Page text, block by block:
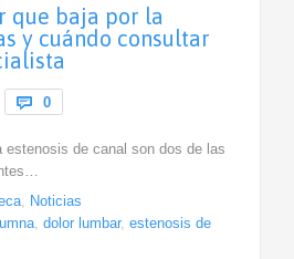
que baja por la
y cuándo consultar
 0Comments
estenosis de canal son dos de las
, Noticias
, dolor lumbar, estenosis de